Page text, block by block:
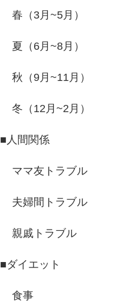
春（3月~5月）
夏（6月~8月）
秋（9月~11月）
冬（12月~2月）
■人間関係
ママ友トラブル
夫婦間トラブル
親戚トラブル
■ダイエット
食事